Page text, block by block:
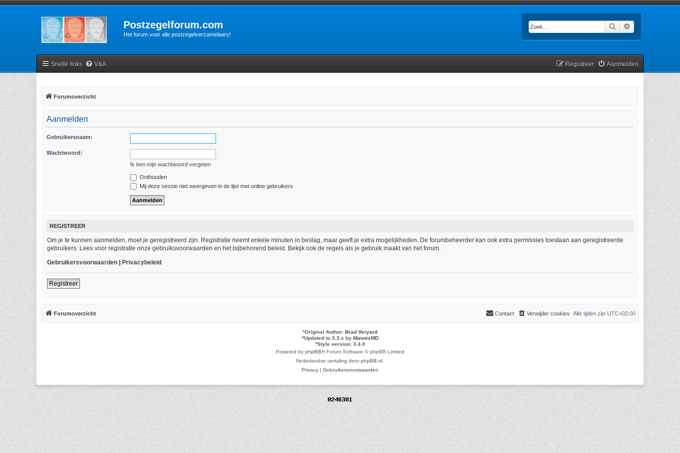
Postzegelforum.com
Het forum voor alle postzegelverzamelaars!
Zoek
Snelle links V&A Aanmelden
Registreer
Forumoverzicht
Aanmelden
Gebruikersnaam:
Wachtwoord:
Ik ben mijn wachtwoord vergeten
Onthouden
Mij deze sessie niet weergeven in de lijst met online gebruikers
REGISTREER
Om je te kunnen aanmelden, moet je geregistreerd zijn. Registratie neemt enkele minuten in beslag, maar geeft je extra mogelijkheden. De forumbeheerder kan ook extra permissies toestaan aan geregistreerde
gebruikers. Lees voor registratie onze gebruiksvoorwaarden en het bijbehorend beleid. Bekijk ook de regels als je gebruik maakt van het forum.
Gebruikersvoorwaarden | Privacybeleid
Registreer
Forumoverzicht Alle tijden zijn UTC+02:00
Verwijder cookies
Contact
*Original Author: Brad Veryard
*Updated to 3.3.x by MannixMD
*Style version: 3.4.0
Powered by phpBB® Forum Software © phpBB Limited
Nederlandse vertaling doorphpBB.nl
Privacy | Gebruikersvoorwaarden